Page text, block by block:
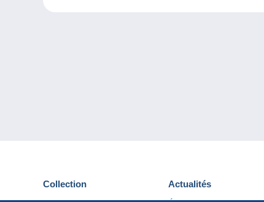
Collection Actualités